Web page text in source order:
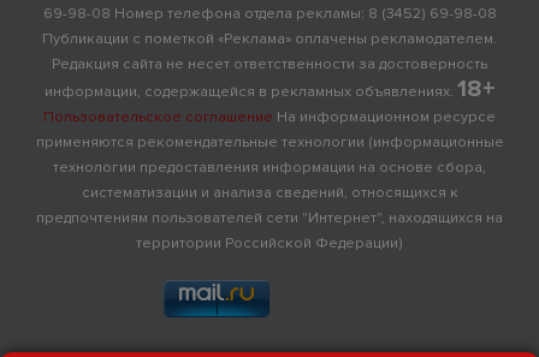
69-98-08 Номер телефона отдела рекламы: 8 (3452) 69-98-08
Публикации с пометкой «Реклама» оплачены рекламодателем.
Редакция сайта не несет ответственности за достоверность
информации, содержащейся в рекламных объявлениях. 18+
Пользовательское соглашение На информационном ресурсе
применяются рекомендательные технологии (информационные
технологии предоставления информации на основе сбора,
систематизации и анализа сведений, относящихся к
предпочтениям пользователей сети "Интернет", находящихся на
территории Российской Федерации)